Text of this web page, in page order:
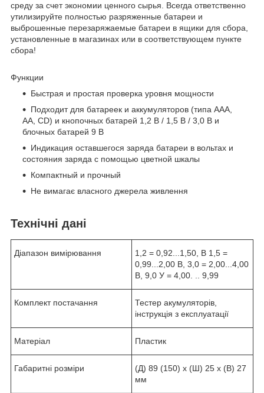
среду за счет экономии ценного сырья. Всегда ответственно
утилизируйте полностью разряженные батареи и
выброшенные перезаряжаемые батареи в ящики для сбора,
установленные в магазинах или в соответствующем пункте
сбора!
Функции
Быстрая и простая проверка уровня мощности
Подходит для батареек и аккумуляторов (типа AAA,
AA, CD) и кнопочных батарей 1,2 В / 1,5 В / 3,0 В и
блочных батарей 9 В
Индикация оставшегося заряда батареи в вольтах и
состояния заряда с помощью цветной шкалы
Компактный и прочный
Не вимагає власного джерела живлення
Технічні дані
Діапазон вимірювання
1,2 = 0,92...1,50, В 1,5 =
0,99...2,00 В, 3,0 = 2,00...4,00
В, 9,0 У = 4,00. .. 9,99
Комплект постачання
Тестер акумуляторів,
інструкція з експлуатації
Матеріал Пластик
Габаритні розміри
(Д) 89 (150) х (Ш) 25 х (В) 27
мм